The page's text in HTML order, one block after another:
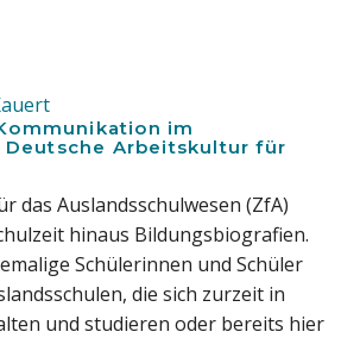
im
Deutsche Arbeitskultur für
das Auslandsschulwesen (ZfA)
hinaus Bildungsbiografien.
Schülerinnen und Schüler
die sich zurzeit in
und studieren oder bereits hier